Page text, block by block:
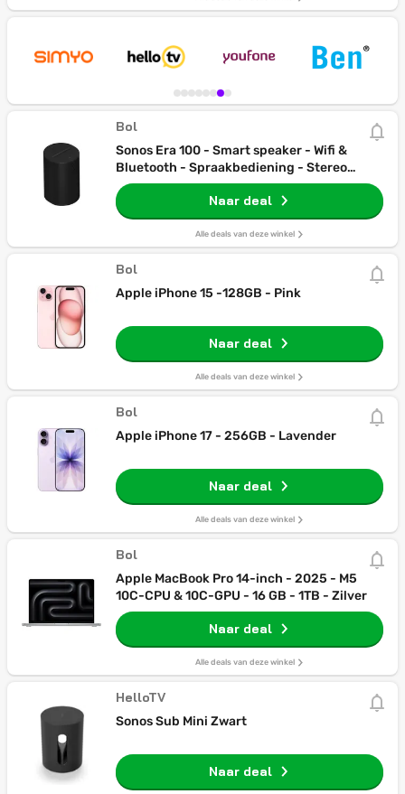
Bol
Sonos Era 100 - Smart speaker - Wifi &
Bluetooth - Spraakbediening - Stereo
geluid - Zwart
Naar deal
Alle deals van deze winkel
Bol
Apple iPhone 15 -128GB - Pink
Naar deal
Alle deals van deze winkel
Bol
Apple iPhone 17 - 256GB - Lavender
Naar deal
Alle deals van deze winkel
Bol
Apple MacBook Pro 14-inch - 2025 - M5
10C-CPU & 10C-GPU - 16 GB - 1TB - Zilver
Naar deal
Alle deals van deze winkel
HelloTV
Sonos Sub Mini Zwart
Naar deal